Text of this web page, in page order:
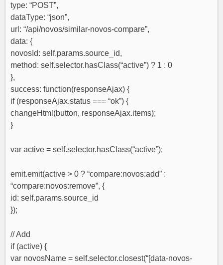
type: “POST”,
dataType: “json”,
url: “/api/novos/similar-novos-compare”,
data: {
novosId: self.params.source_id,
method: self.selector.hasClass(“active”) ? 1 : 0
},
success: function(responseAjax) {
if (responseAjax.status === “ok”) {
changeHtml(button, responseAjax.items);
}
var active = self.selector.hasClass(“active”);
emit.emit(active > 0 ? “compare:novos:add” :
“compare:novos:remove”, {
id: self.params.source_id
});
// Add
if (active) {
var novosName = self.selector.closest(“[data-novos-